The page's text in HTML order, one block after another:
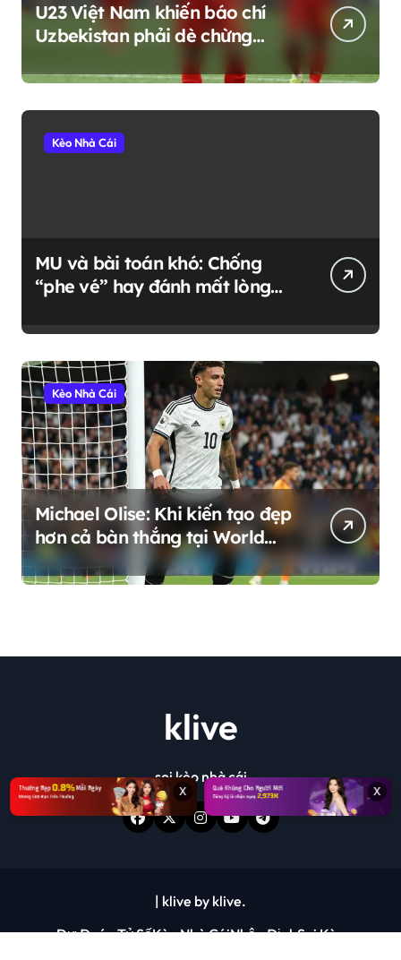
U23 Việt Nam khiến báo chí
Uzbekistan phải dè chừng
trước thềm ASIAD 2026
Kèo Nhà Cái
MU và bài toán khó: Chống
“phe vé” hay đánh mất lòng
Kèo Nhà Cái
Michael Olise: Khi kiến tạo đẹp
hơn cả bàn thắng tại World
Cup 2026
klive
soi kèo nhà cái
| klive by klive.
Dự Đoán Tỷ SốKèo Nhà CáiNhận ĐịnhSoi Kèo
x x